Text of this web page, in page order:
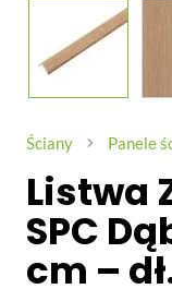
View larger
Ściany Panele
Listwa
SPC
cm –